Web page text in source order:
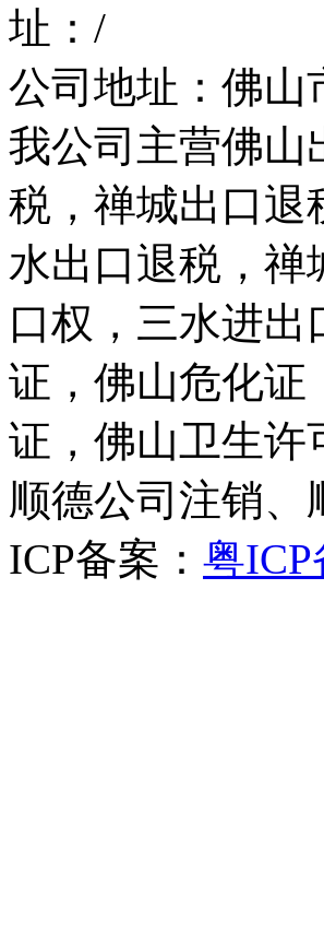
址：/
公司地址：佛山
我公司主营佛山
税，禅城出口退
水出口退税，禅
口权，三水进
证，佛山危化证
证，佛山卫生许
顺德公司注销、
ICP备案： 粤ICP